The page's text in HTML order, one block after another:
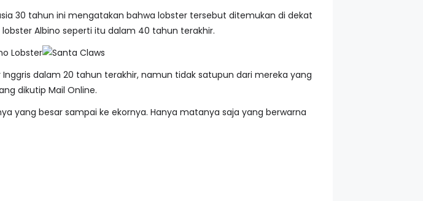
30 tahun ini mengatakan bahwa lobster tersebut ditemukan di dekat
Albino seperti itu dalam 40 tahun terakhir.
dalam 20 tahun terakhir, namun tidak satupun dari mereka yang
dikutip Mail Online.
yang besar sampai ke ekornya. Hanya matanya saja yang berwarna